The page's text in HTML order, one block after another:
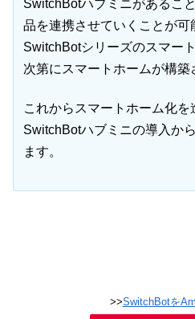
SwitchBotハブミニがあるこ
品を連携させていくことが可
SwitchBotシリーズのスマー
次第にスマートホームが構築
これからスマートホーム化を
SwitchBotハブミニの導入か
ます。
>>SwitchBotを